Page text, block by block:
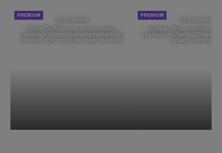
DE STAD VAN
Elske DeWall over Leeuwarden,
muziek en haar favoriete plekken in
de stad: 'Een stad die voelt als thuis'
DE STAD VAN
Isabelle Boer deelt haar
plekken in Zwolle: 'Deze
graag verborgen'